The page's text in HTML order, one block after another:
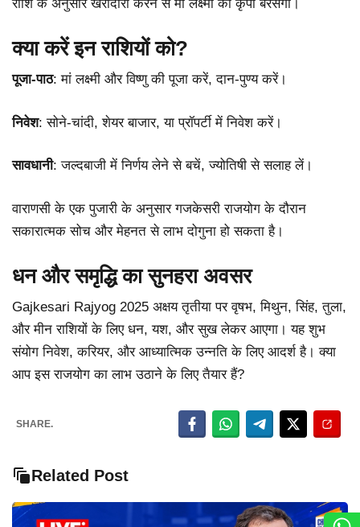
राशि के अनुसार खरीदारी करने से मां लक्ष्मी की कृपा बरसेगी।
क्या करें इन राशियों को?
पूजा-पाठ: मां लक्ष्मी और विष्णु की पूजा करें, दान-पुण्य करें।
निवेश: सोने-चांदी, शेयर बाजार, या प्रॉपर्टी में निवेश करें।
सावधानी: जल्दबाजी में निर्णय लेने से बचें, ज्योतिषी से सलाह लें।
वाराणसी के एक पुजारी के अनुसार गजकेसरी राजयोग के दौरान
सकारात्मक सोच और मेहनत से लाभ दोगुना हो सकता है।
धन और समृद्धि का सुनहरा अवसर
Gajkesari Rajyog 2025 अक्षय तृतीया पर वृषभ, मिथुन, सिंह, तुला,
और मीन राशियों के लिए धन, यश, और सुख लेकर आएगा। यह शुभ
संयोग निवेश, करियर, और आध्यात्मिक उन्नति के लिए आदर्श है। क्या
आप इस राजयोग का लाभ उठाने के लिए तैयार हैं?
SHARE.
Related Post